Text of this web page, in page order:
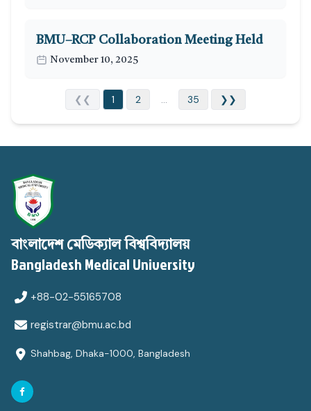
BMU–RCP Collaboration Meeting Held
November 10, 2025
❮❮ 1 2 ... 35 ❯❯
বাংলাদেশ মেডিক্যাল বিশ্ববিদ্যালয়
Bangladesh Medical University
+88-02-55165708
registrar@bmu.ac.bd
Shahbag, Dhaka-1000, Bangladesh